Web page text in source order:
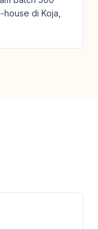
di Koja,